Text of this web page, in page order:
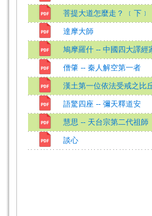
菩提大道怎麼走？ ﹝下﹞
達摩大師
鳩摩羅什 -- 中國四大譯經
僧肇 -- 秦人解空第一者
漢土第一位依法受戒之比
語驚四座 -- 彌天釋道安
慧思 -- 天台宗第二代祖師
談心